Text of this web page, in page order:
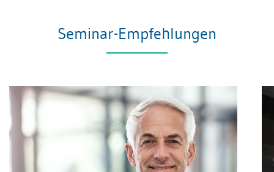
Seminar-Empfehlungen